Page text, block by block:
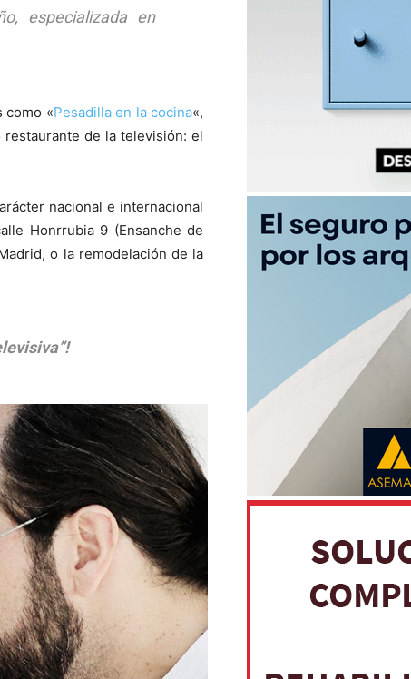
especializada en
como «Pesadilla en la cocina«,
de la televisión: el
nacional e internacional
Honrrubia 9 (Ensanche de
o la remodelación de la